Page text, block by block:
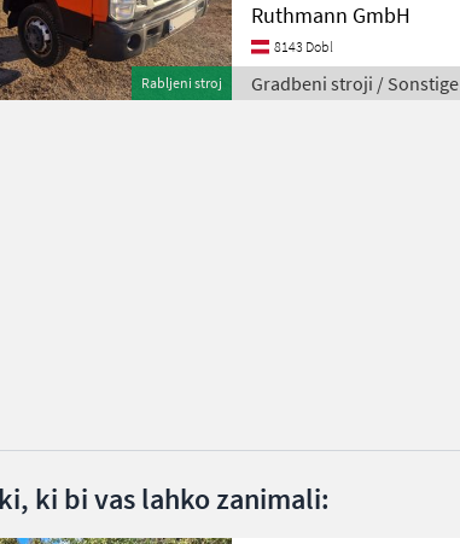
Rabljeni stroj
Ruthmann GmbH
8143 Dobl
Gradbeni stroji / Sonstige
ki bi vas lahko zanimali: